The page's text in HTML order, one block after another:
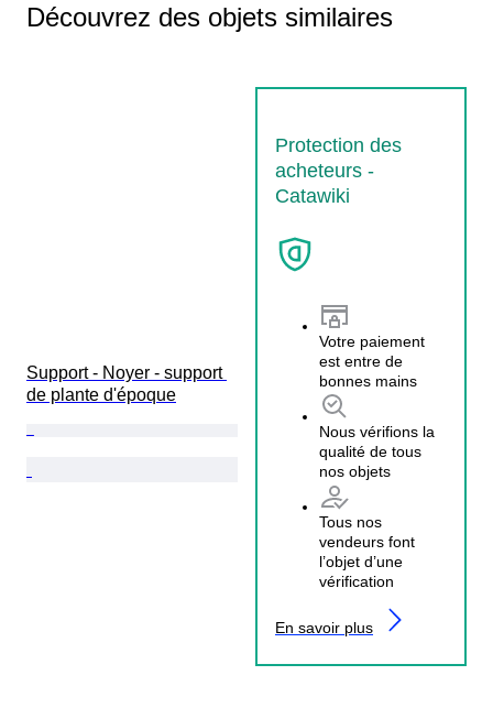
Découvrez des objets similaires
Protection des
acheteurs -
Catawiki
Votre paiement
est entre de
bonnes mains
Nous vérifions la
qualité de tous
nos objets
Tous nos
vendeurs font
l’objet d’une
vérification
En savoir plus
Support - Noyer - support
de plante d'époque